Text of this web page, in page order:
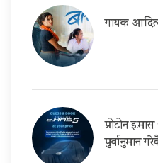
गायक आदित्य
प्रोटोन
पुर्वानुमान